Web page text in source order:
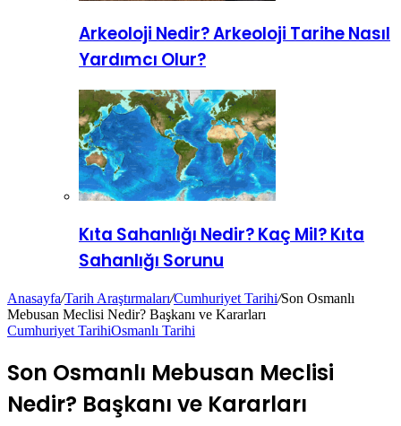
Arkeoloji Nedir? Arkeoloji Tarihe Nasıl
Yardımcı Olur?
Kıta Sahanlığı Nedir? Kaç Mil? Kıta
Sahanlığı Sorunu
Anasayfa/Tarih Araştırmaları/Cumhuriyet Tarihi/Son Osmanlı
Mebusan Meclisi Nedir? Başkanı ve Kararları
Cumhuriyet TarihiOsmanlı Tarihi
Son Osmanlı Mebusan Meclisi
Nedir? Başkanı ve Kararları